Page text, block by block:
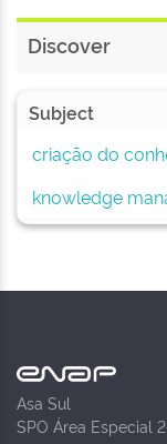
Discover
Subject
criação do
knowledge
Asa Sul
SPO Área Especial